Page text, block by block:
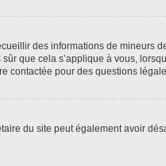
des informations de mineurs
que cela s’applique à vous,
pour des questions
du site peut également avoir